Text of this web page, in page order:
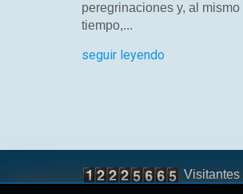
peregrinaciones y, al mismo
tiempo,...
seguir leyendo
Visitantes |